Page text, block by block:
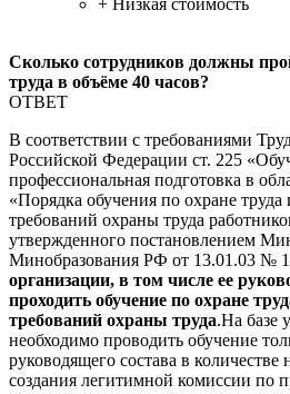
Сколько сотрудников должны
труда в объёме 40 часов?
ОТВЕТ
В соответствии с требованиями
Российской Федерации ст. 225
профессиональная подготовка в
«Порядка обучения по охране
требований охраны труда
утвержденного постановлением
Минобразования РФ от 13.01.03 №
организации, в том числе ее
проходить обучение по охране
требований охраны труда.На базе
необходимо проводить обучение
руководящего состава в количестве
создания легитимной комиссии по